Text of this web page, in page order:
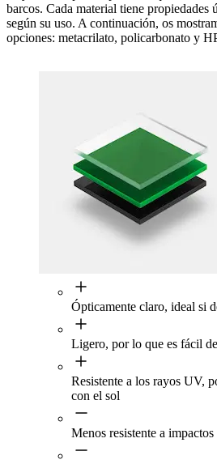
barcos. Cada material tiene propiedades
según su uso. A continuación, os
opciones: metacrilato, policarbonato y
Ópticamente claro, ideal si
Ligero, por lo que es fácil
Resistente a los rayos UV,
con el sol
Menos resistente a